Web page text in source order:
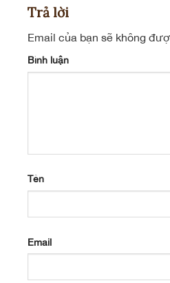
Trả lời
Email của bạn sẽ không
Bình luận
Tên
Email